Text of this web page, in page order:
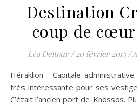
Destination
coup de
Léa Deltour / 20 février 2015 /
Héraklion : Capitale administrative de l’île, cette ville est
très intéressante pour ses
C’était l’ancien port de Knossos.